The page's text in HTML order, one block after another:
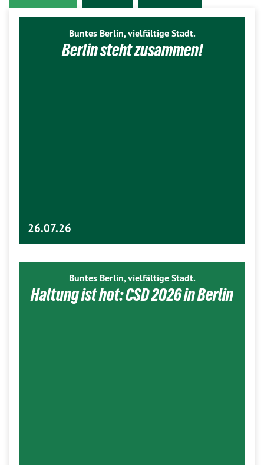
Buntes Berlin, vielfältige Stadt.
Berlin steht zusammen!
26.07.26
Buntes Berlin, vielfältige Stadt.
Haltung ist hot: CSD 2026 in Berlin